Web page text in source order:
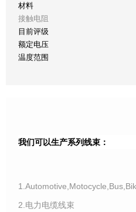
材料
接触电阻
目前评级
额定电压
温度范围
我们可以生产系列线束：
2.电力电缆线束